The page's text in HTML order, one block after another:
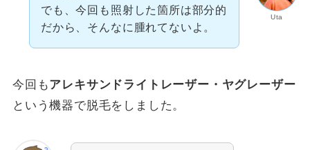
Uta
でも、今回も照射した箇所は部分的
だから、そんなに腫れてないよ。
今回もアレキサンドライトレーザー・ヤグレーザー
という機器で脱毛をしました。